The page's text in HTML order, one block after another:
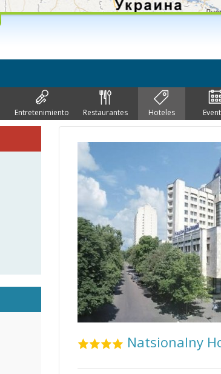
Entretenimiento Restaurantes Hoteles
Natsionalny